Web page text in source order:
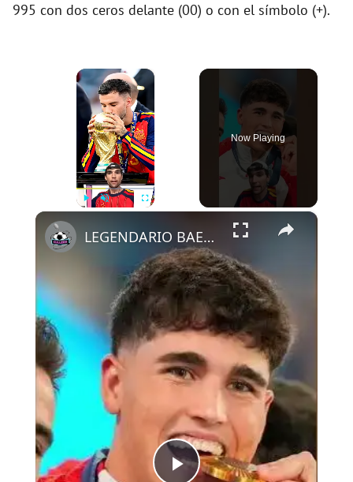
995 con dos ceros delante (00) o con el símbolo (+).
×
Now Playing
×
LEGENDARIO BAENA